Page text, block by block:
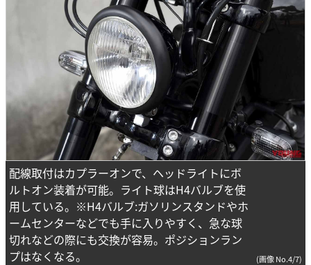
配線取付はカプラーオンで、ヘッドライトにボ
ルトオン装着が可能。ライト球はH4バルブを使
用している。※H4バルブ:ガソリンスタンドやホ
ームセンターなどでも手に入りやすく、急な球
切れなどの際にも交換が容易。ポジションラン
プはなくなる。
(画像 No.4/7)